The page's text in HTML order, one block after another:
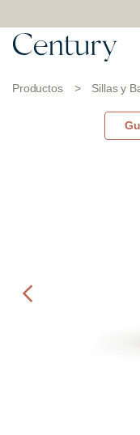
Productos > Sillas y